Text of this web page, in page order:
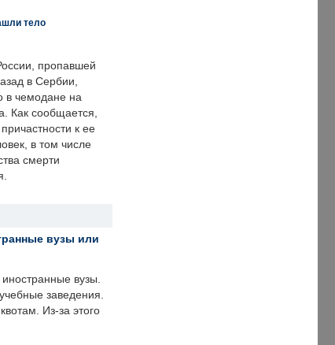
тело
пропавшей
в Сербии,
в чемодане на
Как сообщается,
к ее
в том числе
смерти
вузы или
вузы.
заведения.
Из-за этого